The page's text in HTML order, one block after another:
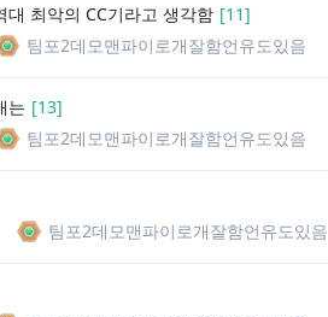
최악의 CC기라고 생각함 [11]
팀포2데모맨파이로개잘함언유도있음
는 [13]
팀포2데모맨파이로개잘함언유도있음
팀포2데모맨파이로개잘함언유도있음